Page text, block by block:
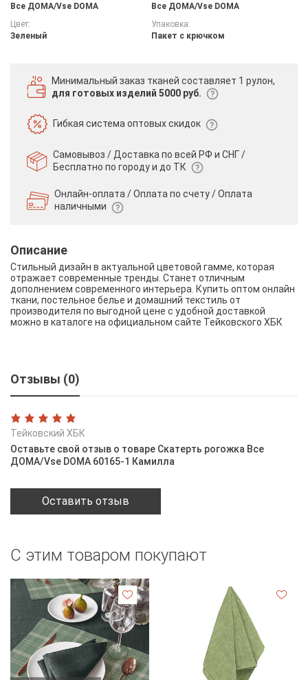
Все ДOMA/Vse DOMA
Все ДOMA/Vse DOMA
Цвет:
Зеленый
Упаковка:
Пакет с крючком
Минимальный заказ тканей составляет 1 рулон,
для готовых изделий 5000 руб.
Гибкая системаоптовых скидок
Самовывоз / Доставка по всей РФ и СНГ /
Бесплатно по городу и до ТК
Онлайн-оплата / Оплата по счету /Оплата
наличными
Описание
Стильный дизайн в актуальной цветовой гамме, которая
отражает современные тренды. Станет отличным
дополнением современного интерьера. Купить оптом онлайн
ткани, постельное белье и домашний текстиль от
производителя по выгодной цене с удобной доставкой
можно в каталоге на официальном сайте Тейковского ХБК
Отзывы (0)
Тейковский ХБК
Оставьте свой отзыв о товаре Скатерть рогожка Все
ДОМА/Vse DOMA 60165-1 Камилла
Оставить отзыв
С этим товаром покупают